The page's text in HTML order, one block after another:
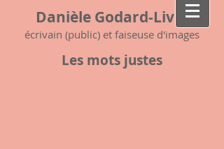
Danièle Godard-Livet
écrivain (public) et faiseuse d'images
Les mots justes